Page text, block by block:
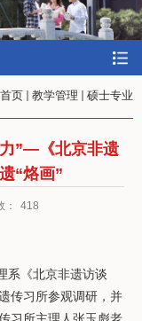
首页 教学管理 硕士专业
”—《北京非遗
“烙画”
418
系《北京非遗访谈
传习所参观调研，并